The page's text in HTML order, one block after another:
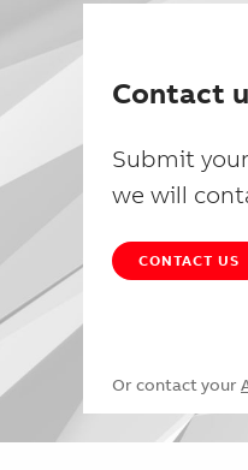
Contact
Submit
we will
CONTACT US
Or contact your